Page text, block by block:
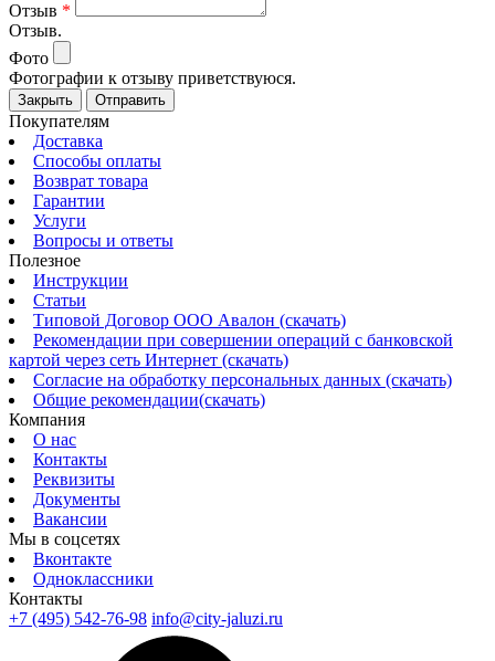
Отзыв *
Отзыв.
Фото
Фотографии к отзыву приветствуюся.
Закрыть Отправить
Покупателям
Доставка
Способы оплаты
Возврат товара
Гарантии
Услуги
Вопросы и ответы
Полезное
Инструкции
Статьи
Типовой Договор ООО Авалон (скачать)
Рекомендации при совершении операций с банковской
картой через сеть Интернет (скачать)
Согласие на обработку персональных данных (скачать)
Общие рекомендации(скачать)
Компания
О нас
Контакты
Реквизиты
Документы
Вакансии
Мы в соцсетях
Вконтакте
Одноклассники
Контакты
+7 (495) 542-76-98 info@city-jaluzi.ru